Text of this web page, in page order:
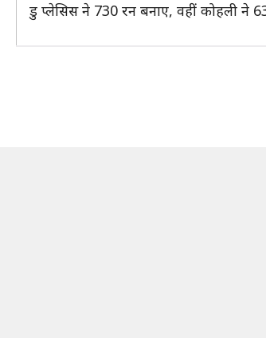
डु प्लेसिस ने 730 रन बनाए, वहीं कोहली ने